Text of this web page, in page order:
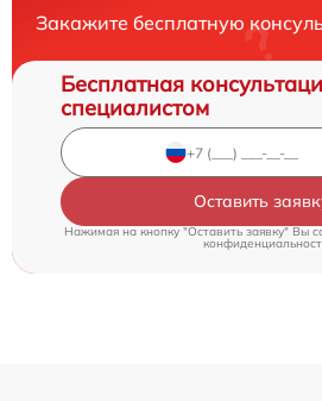
Закажите бесплатную
Бесплатная
специалистом
Оставить
Нажимая на кнопку "Оставить заявку" Вы